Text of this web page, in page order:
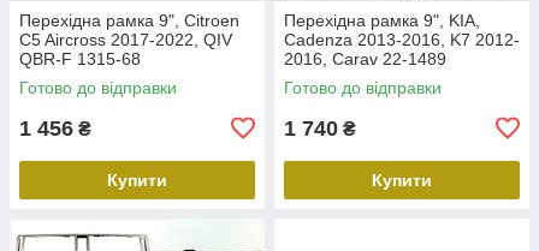
Перехідна рамка 9", Citroen
C5 Aircross 2017-2022, QIV
QBR-F 1315-68
Готово до відправки
1 456 ₴
Купити
Перехідна рамка 9", KIA,
Cadenza 2013-2016, K7 2012-
2016, Carav 22-1489
Готово до відправки
1 740 ₴
Купити